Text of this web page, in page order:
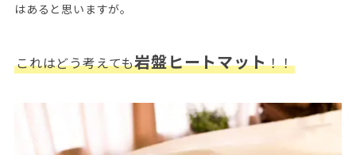
はあると思いますが。
これはどう考えても岩盤ヒートマット！！